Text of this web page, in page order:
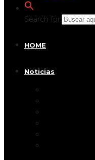
Search for:
HOME
Noticias